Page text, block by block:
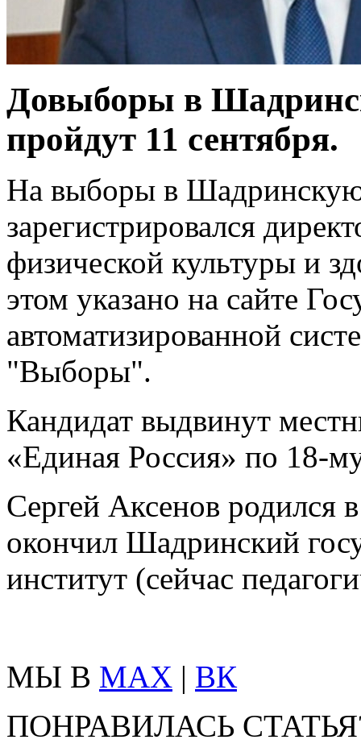
Довыборы в
пройдут 11 сентября.
На выборы в
зарегистрировался
физической культуры и
этом указано на сайте
автоматизированной
"Выборы".
Кандидат выдвинут
«Единая Россия» по 18-
Сергей Аксенов родился
окончил Шадринский
институт (сейчас
МЫ В MAX | ВК
ПОНРАВИЛАСЬ